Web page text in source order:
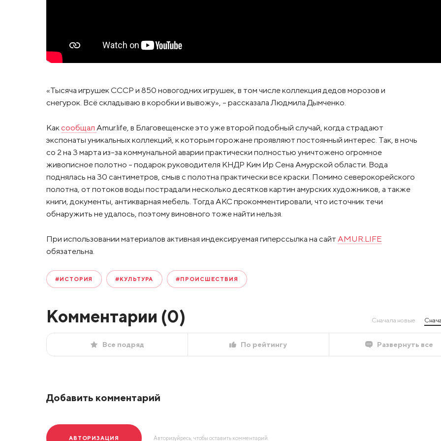
«Тысяча игрушек СССР и 850 новогодних игрушек, в том числе коллекция дедов морозов и
снегурок. Всё складываю в коробки и вывожу», - рассказала Людмила Дымченко.
Каксообщал Amur.life, в Благовещенске это уже второй подобный случай, когда страдают
экспонаты уникальных коллекций, к которым горожане проявляют постоянный интерес. Так, в ночь
со 2 на 3 марта из-за коммунальной аварии практически полностью уничтожено огромное
живописное полотно – подарок руководителя КНДР Ким Ир Сена Амурской области. Вода
поднялась на 30 сантиметров, смыв с полотна практически все краски. Помимо северокорейского
полотна, от потоков воды пострадали несколько десятков картин амурских художников, а также
книги, документы, антикварная мебель. Тогда АКС прокомментировали, что источник течи
обнаружить не удалось, поэтому виновного тоже найти нельзя.
При использовании материалов активная индексируемая гиперссылка на сайт AMUR.LIFE
обязательна.
#ИСТОРИЯ #КУЛЬТУРА #ПРОИСШЕСТВИЯ
Комментарии (0) Сначала новые
Все подряд По рейтингу Развернуть все
Добавить комментарий
АВТОРИЗАЦИЯ Авторизуйресь, чтобы оставить комментарий.